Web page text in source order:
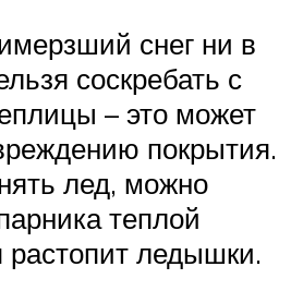
снег ни в
соскребать с
– это может
покрытия.
лед, можно
теплой
растопит ледышки.